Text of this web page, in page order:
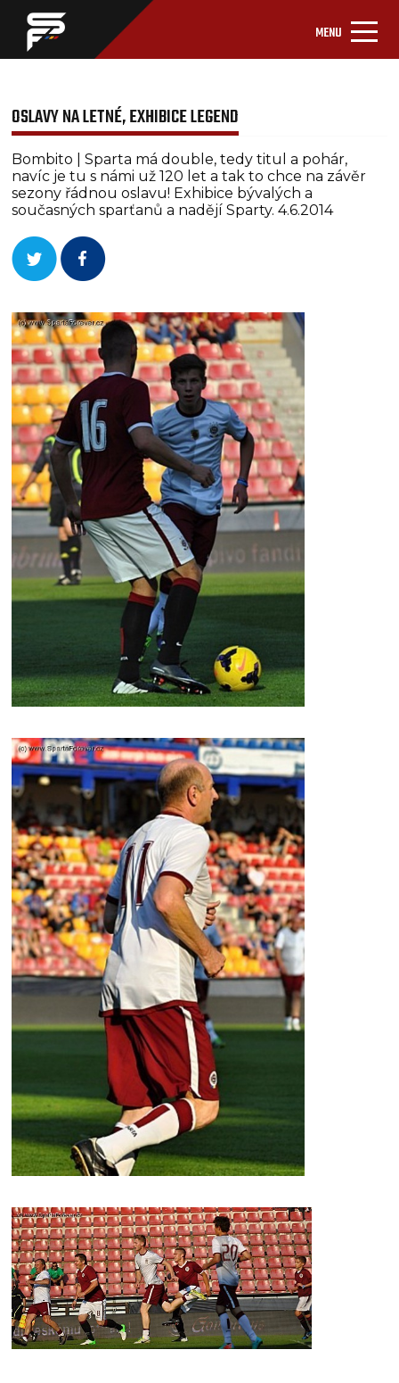
MENU
OSLAVY NA LETNÉ, EXHIBICE LEGEND
Bombito | Sparta má double, tedy titul a pohár,
navíc je tu s námi už 120 let a tak to chce na závěr
sezony řádnou oslavu! Exhibice bývalých a
současných sparťanů a nadějí Sparty. 4.6.2014